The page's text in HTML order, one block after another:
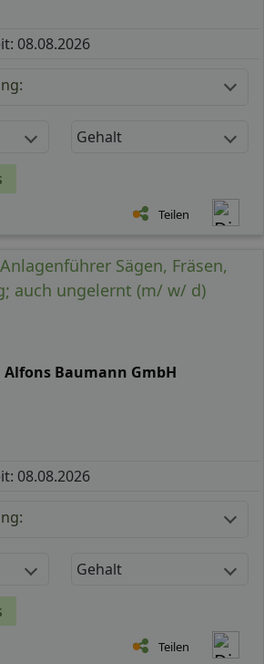
08.08.2026
Gehalt
Teilen
Sägen, Fräsen,
auch ungelernt (m/ w/ d)
Alfons Baumann GmbH
08.08.2026
Gehalt
Teilen